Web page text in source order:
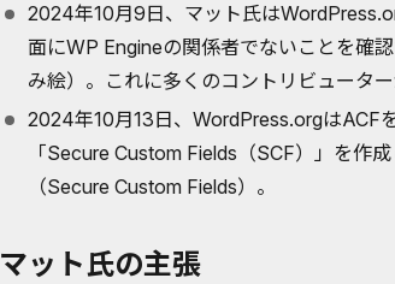
2024年10月9日、マット氏は
面にWP Engineの関係者でないことを確
み絵）。これに多くのコントリビューター
2024年10月13日、WordPress.orgはACF
「Secure Custom Fields（SCF）」を作
（Secure Custom Fields）。
マット氏の主張